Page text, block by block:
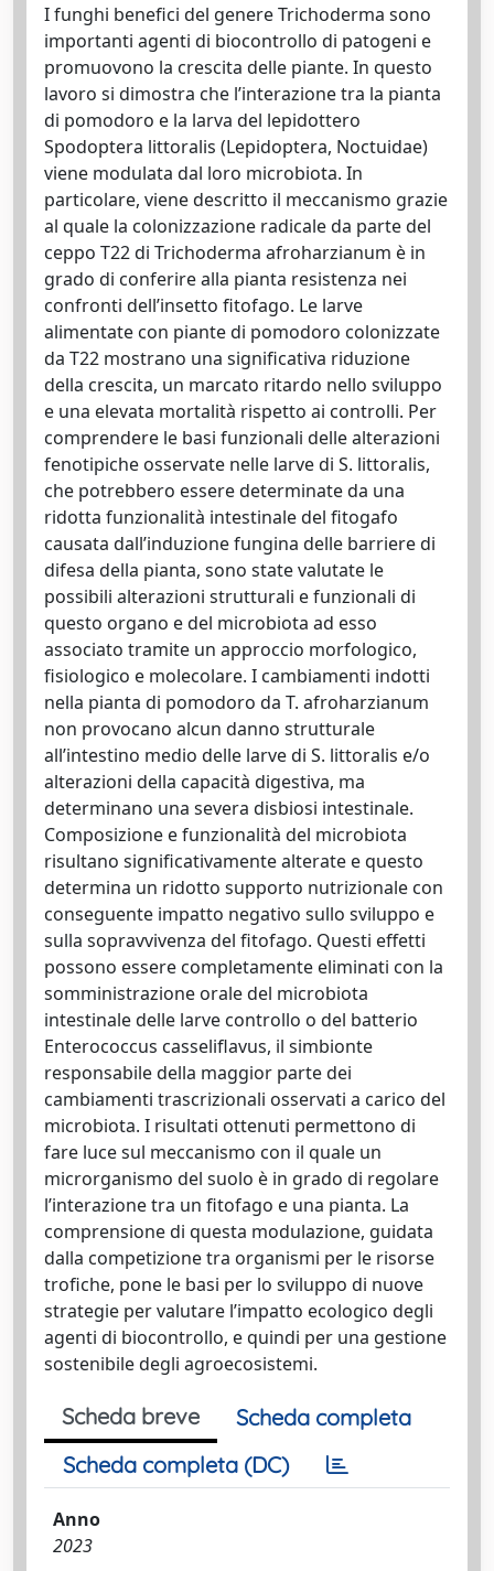
I funghi benefici del genere Trichoderma sono
importanti agenti di biocontrollo di patogeni e
promuovono la crescita delle piante. In questo
lavoro si dimostra che l’interazione tra la pianta
di pomodoro e la larva del lepidottero
Spodoptera littoralis (Lepidoptera, Noctuidae)
viene modulata dal loro microbiota. In
particolare, viene descritto il meccanismo grazie
al quale la colonizzazione radicale da parte del
ceppo T22 di Trichoderma afroharzianum è in
grado di conferire alla pianta resistenza nei
confronti dell’insetto fitofago. Le larve
alimentate con piante di pomodoro colonizzate
da T22 mostrano una significativa riduzione
della crescita, un marcato ritardo nello sviluppo
e una elevata mortalità rispetto ai controlli. Per
comprendere le basi funzionali delle alterazioni
fenotipiche osservate nelle larve di S. littoralis,
che potrebbero essere determinate da una
ridotta funzionalità intestinale del fitogafo
causata dall’induzione fungina delle barriere di
difesa della pianta, sono state valutate le
possibili alterazioni strutturali e funzionali di
questo organo e del microbiota ad esso
associato tramite un approccio morfologico,
fisiologico e molecolare. I cambiamenti indotti
nella pianta di pomodoro da T. afroharzianum
non provocano alcun danno strutturale
all’intestino medio delle larve di S. littoralis e/o
alterazioni della capacità digestiva, ma
determinano una severa disbiosi intestinale.
Composizione e funzionalità del microbiota
risultano significativamente alterate e questo
determina un ridotto supporto nutrizionale con
conseguente impatto negativo sullo sviluppo e
sulla sopravvivenza del fitofago. Questi effetti
possono essere completamente eliminati con la
somministrazione orale del microbiota
intestinale delle larve controllo o del batterio
Enterococcus casseliflavus, il simbionte
responsabile della maggior parte dei
cambiamenti trascrizionali osservati a carico del
microbiota. I risultati ottenuti permettono di
fare luce sul meccanismo con il quale un
microrganismo del suolo è in grado di regolare
l’interazione tra un fitofago e una pianta. La
comprensione di questa modulazione, guidata
dalla competizione tra organismi per le risorse
trofiche, pone le basi per lo sviluppo di nuove
strategie per valutare l’impatto ecologico degli
agenti di biocontrollo, e quindi per una gestione
sostenibile degli agroecosistemi.
Scheda breve
Scheda completa
Scheda completa (DC)
Anno
2023